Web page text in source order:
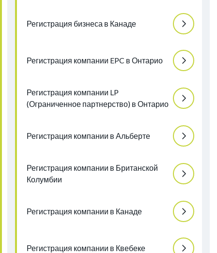
Регистрация бизнеса в Канаде
Регистрация компании EPC в Онтарио
Регистрация компании LP
(Ограниченное партнерство) в Онтарио
Регистрация компании в Альберте
Регистрация компании в Британской
Колумбии
Регистрация компании в Канаде
Регистрация компании в Квебеке